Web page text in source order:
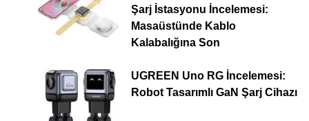
Şarj İstasyonu İncelemesi:
Masaüstünde Kablo
Kalabalığına Son
UGREEN Uno RG İncelemesi:
Robot Tasarımlı GaN Şarj Cihazı